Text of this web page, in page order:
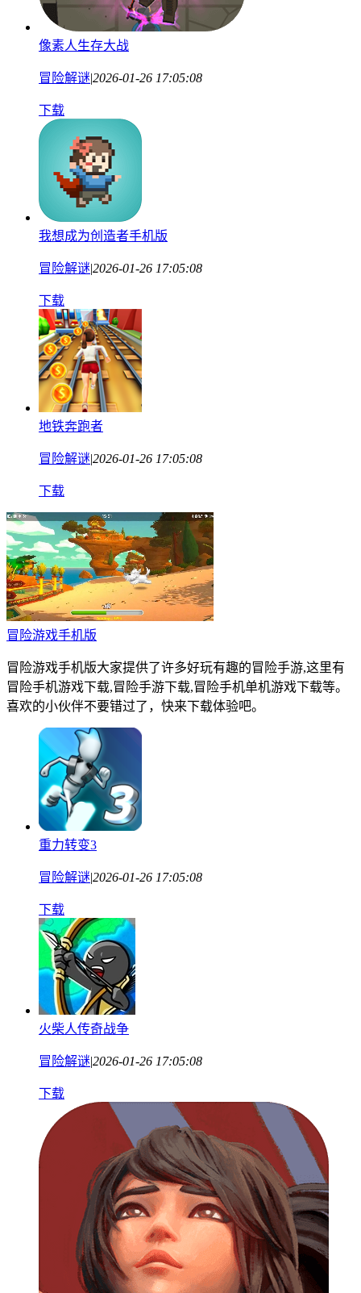
像素人生存大战
冒险解谜|2026-01-26 17:05:08
下载
我想成为创造者手机版
冒险解谜|2026-01-26 17:05:08
下载
地铁奔跑者
冒险解谜|2026-01-26 17:05:08
下载
冒险游戏手机版
冒险游戏手机版大家提供了许多好玩有趣的冒险手游,这里有
冒险手机游戏下载,冒险手游下载,冒险手机单机游戏下载等。
喜欢的小伙伴不要错过了，快来下载体验吧。
重力转变3
冒险解谜|2026-01-26 17:05:08
下载
火柴人传奇战争
冒险解谜|2026-01-26 17:05:08
下载